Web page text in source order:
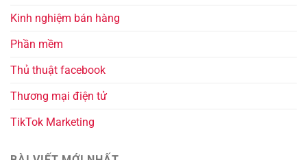
Kinh nghiệm bán hàng
Phần mềm
Thủ thuật facebook
Thương mại điện tử
TikTok Marketing